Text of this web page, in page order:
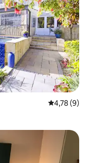
Calificación
4,78 (9)